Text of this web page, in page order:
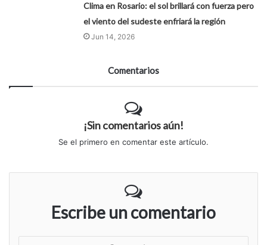
Clima en Rosario: el sol brillará con fuerza pero
el viento del sudeste enfriará la región
Jun 14, 2026
Comentarios
¡Sin comentarios aún!
Se el primero en comentar este artículo.
Escribe un comentario